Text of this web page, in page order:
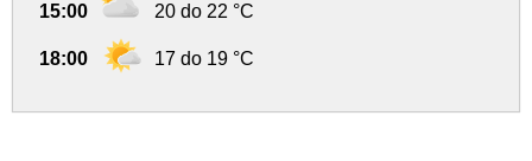
15:00 20 do 22 °C
18:00 17 do 19 °C